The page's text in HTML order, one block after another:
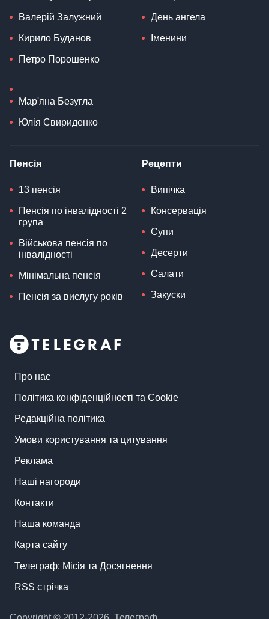
Валерій Залужний
Кирило Буданов
Петро Порошенко
Мар'яна Безугла
Юлія Свириденко
День ангела
Іменини
Пенсія
13 пенсія
Пенсія по інвалідності 2
група
Військова пенсія по
інвалідності
Мінімальна пенсія
Пенсія за вислугу років
Рецепти
Випічка
Консервація
Супи
Десерти
Салати
Закуски
Про нас
Політика конфіденційності та Cookie
Редакційна політика
Умови користування та цитування
Реклама
Наші нагороди
Контакти
Наша команда
Карта сайту
Телеграф: Місія та Досягнення
RSS стрічка